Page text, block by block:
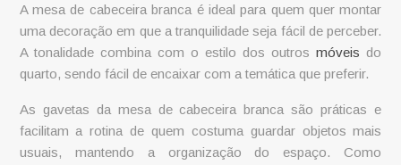
A mesa de cabeceira branca é ideal para quem quer montar
uma decoração em que a tranquilidade seja fácil de perceber.
A tonalidade combina com o estilo dos outrosmóveis do
quarto, sendo fácil de encaixar com a temática que preferir.
As gavetas da mesa de cabeceira branca são práticas e
facilitam a rotina de quem costuma guardar objetos mais
usuais, mantendo a organização do espaço. Como